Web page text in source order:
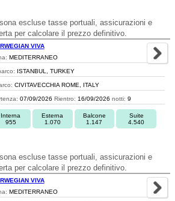
escluse tasse portuali, assicurazioni e
per calcolare il prezzo definitivo.
VIVA
MEDITERRANEO
ISTANBUL, TURKEY
CIVITAVECCHIA ROME, ITALY
07/09/2026 Rientro: 16/09/2026 notti: 9
Interna
955
Esterna
1.070
Balcone
1.147
Suite
4.540
escluse tasse portuali, assicurazioni e
per calcolare il prezzo definitivo.
VIVA
MEDITERRANEO